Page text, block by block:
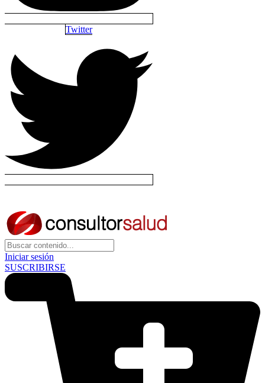
Twitter
Iniciar sesión
SUSCRIBIRSE